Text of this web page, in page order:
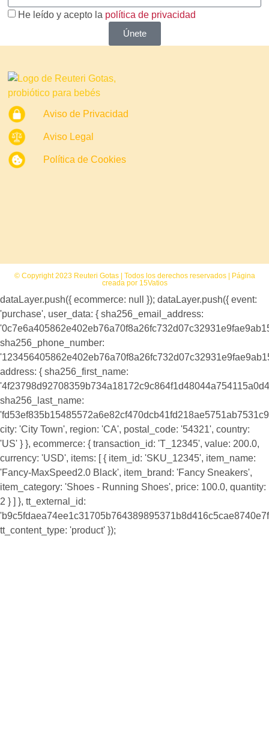
He leído y acepto la política de privacidad
Únete
Aviso de Privacidad
Aviso Legal
Política de Cookies
© Copyright 2023 Reuteri Gotas | Todos los derechos reservados | Página
creada por 15Vatios
dataLayer.push({ ecommerce: null }); dataLayer.push({ event:
'purchase', user_data: { sha256_email_address:
sha256_phone_number:
address: { sha256_first_name:
sha256_last_name:
city: 'City Town', region: 'CA', postal_code: '54321', country:
'US' } }, ecommerce: { transaction_id: 'T_12345', value: 200.0,
currency: 'USD', items: [ { item_id: 'SKU_12345', item_name:
'Fancy-MaxSpeed2.0 Black', item_brand: 'Fancy Sneakers',
item_category: 'Shoes - Running Shoes', price: 100.0, quantity:
2 } ] }, tt_external_id:
tt_content_type: 'product' });